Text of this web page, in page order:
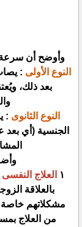
وأوضح أن سرعة
النوع الأولى :
بعد ذلك،
النوع الثانوى :
الجنسية (أي بعد
١
العلاج النفسى
بالعلاقة
مشكلاتهم خاصة
من العلاج